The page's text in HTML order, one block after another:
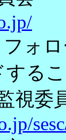
ォ
る
視委